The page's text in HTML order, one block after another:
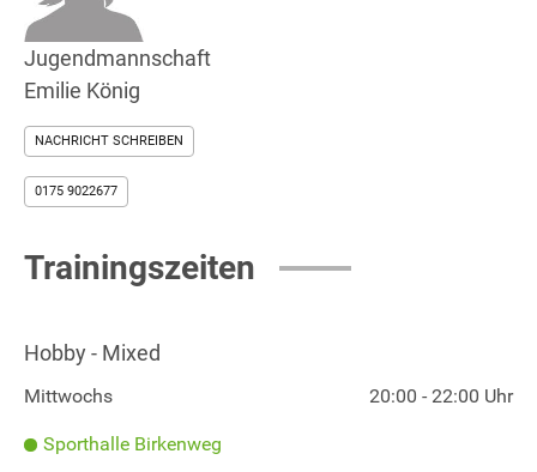
Jugendmannschaft
Emilie König
NACHRICHT SCHREIBEN
0175 9022677
Trainingszeiten
Hobby - Mixed
Mittwochs 20:00 - 22:00 Uhr
Sporthalle Birkenweg